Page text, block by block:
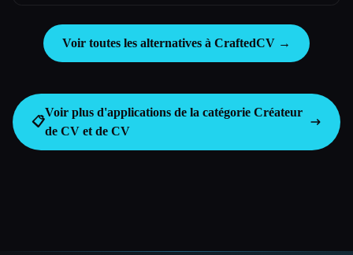
Voir toutes les alternatives à CraftedCV →
📋
Voir plus d'applications de la catégorie Créateur
de CV et de CV